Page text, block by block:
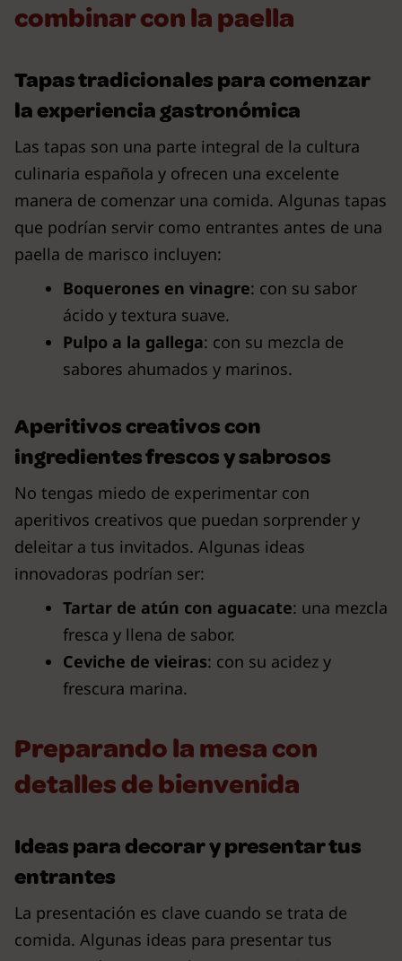
combinar con la paella
Tapas tradicionales para comenzar
la experiencia gastronómica
Las tapas son una parte integral de la cultura
culinaria española y ofrecen una excelente
manera de comenzar una comida. Algunas tapas
que podrían servir como entrantes antes de una
paella de marisco incluyen:
Boquerones en vinagre: con su sabor
ácido y textura suave.
Pulpo a la gallega: con su mezcla de
sabores ahumados y marinos.
Aperitivos creativos con
ingredientes frescos y sabrosos
No tengas miedo de experimentar con
aperitivos creativos que puedan sorprender y
deleitar a tus invitados. Algunas ideas
innovadoras podrían ser:
Tartar de atún con aguacate: una mezcla
fresca y llena de sabor.
Ceviche de vieiras: con su acidez y
frescura marina.
Preparando la mesa con
detalles de bienvenida
Ideas para decorar y presentar tus
entrantes
La presentación es clave cuando se trata de
comida. Algunas ideas para presentar tus